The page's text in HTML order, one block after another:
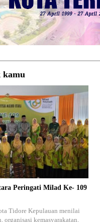
kamu
Peringati Milad Ke- 109
Tidore Kepulauan menilai
organisasi kemasyarakatan,